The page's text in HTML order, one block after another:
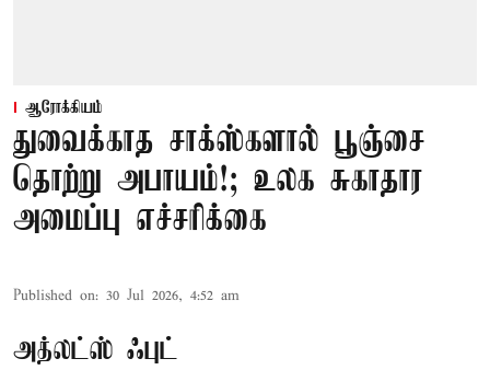
ஆரோக்கியம்
துவைக்காத சாக்ஸ்களால் பூஞ்சை
தொற்று அபாயம்!; உலக சுகாதார
அமைப்பு எச்சரிக்கை
Published on: 30 Jul 2026, 4:52 am
அத்லட்ஸ் ஃபுட்